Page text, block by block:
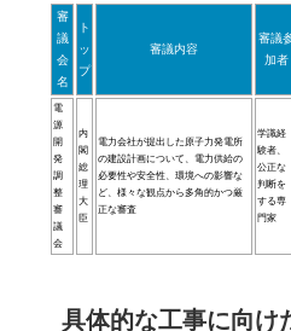
審
議
会
名
ト
ッ
プ
審議内容
審議
加者
電
源
開
発
調
整
審
議
会
内
閣
総
理
大
臣
電力会社が提出した原子力発電所
の建設計画について、電力供給の
必要性や安全性、環境への影響な
ど、様々な観点から多角的かつ厳
正な審査
学識経
験者、
公正な
判断を
する専
門家
具体的な工事に向け